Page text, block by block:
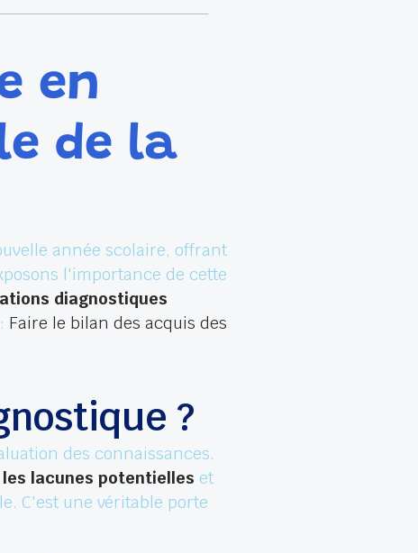
en
de la
année scolaire, offrant
l'importance de cette
diagnostiques
Faire le bilan des acquis des
?
des connaissances.
lacunes potentielles et
C'est une véritable porte